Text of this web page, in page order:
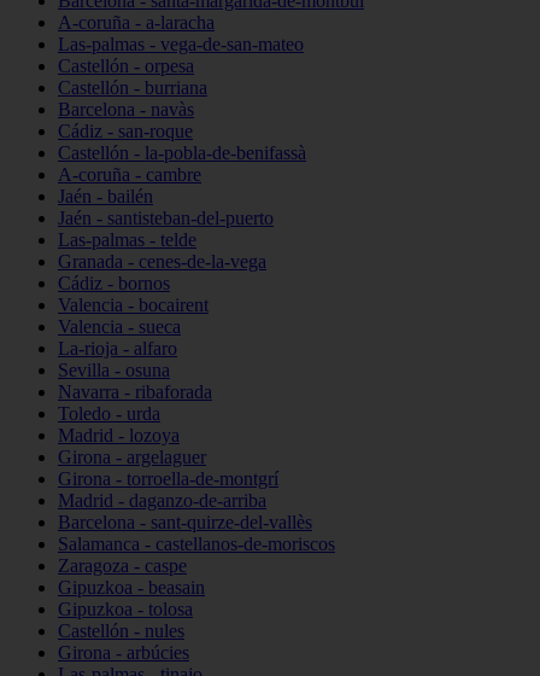
A-coruña - a-laracha
Las-palmas - vega-de-san-mateo
Castellón - orpesa
Castellón - burriana
Barcelona - navàs
Cádiz - san-roque
Castellón - la-pobla-de-benifassà
A-coruña - cambre
Jaén - bailén
Jaén - santisteban-del-puerto
Las-palmas - telde
Granada - cenes-de-la-vega
Cádiz - bornos
Valencia - bocairent
Valencia - sueca
La-rioja - alfaro
Sevilla - osuna
Navarra - ribaforada
Toledo - urda
Madrid - lozoya
Girona - argelaguer
Girona - torroella-de-montgrí
Madrid - daganzo-de-arriba
Barcelona - sant-quirze-del-vallès
Salamanca - castellanos-de-moriscos
Zaragoza - caspe
Gipuzkoa - beasain
Gipuzkoa - tolosa
Castellón - nules
Girona - arbúcies